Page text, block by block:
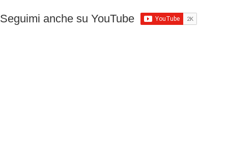
Seguimi anche su YouTube